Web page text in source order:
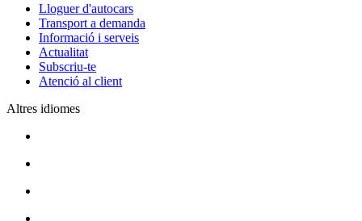
Lloguer d'autocars
Transport a demanda
Informació i serveis
Actualitat
Subscriu-te
Atenció al client
Altres idiomes